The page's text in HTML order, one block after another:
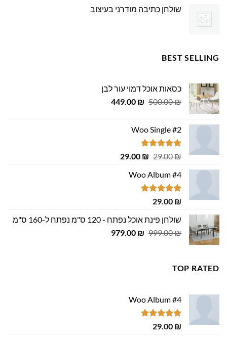
שולחן כתיבה מודרני בעיצוב
BEST SELLING
כסאות אוכל דמוי עור לבן
500.00₪
המחיר
500.00 ₪.
449.00 ₪
המחיר
Woo Single #2
דורג4.75
29.00₪
המחיר
היה:
29.00 ₪.
29.00 ₪
המחיר
Woo Album #4
דורג5.00
29.00 ₪
שולחן פינת אוכל נפתח - 120 ס"מ נפתח ל-160 ס"מ
999.00₪
המחיר
979.00 ₪
המחיר
TOP RATED
Woo Album #4
דורג5.00
29.00 ₪